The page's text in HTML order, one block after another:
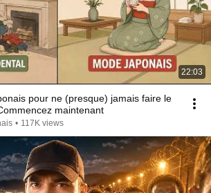
22:03
pour ne (presque) jamais faire le
maintenant
• 117K views